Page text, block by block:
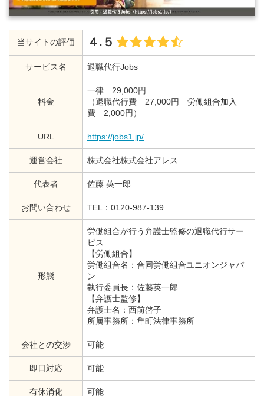
当サイトの評価 ４.５
サービス名 退職代行Jobs
料金
一律 29,000円
（退職代行費 27,000円 労働組合加入
費 2,000円）
URL https://jobs1.jp/
運営会社 株式会社株式会社アレス
代表者 佐藤 英一郎
お問い合わせ TEL：0120-987-139
形態
労働組合が行う弁護士監修の退職代行サー
ビス
【労働組合】
労働組合名：合同労働組合ユニオンジャパ
ン
執行委員長：佐藤英一郎
【弁護士監修】
弁護士名：西前啓子
所属事務所：隼町法律事務所
会社との交渉 可能
即日対応 可能
有休消化 可能